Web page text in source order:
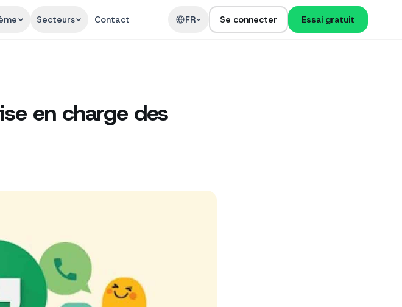
Secteurs Contact FR Se connecter Essai gratuit
en charge des